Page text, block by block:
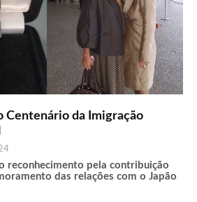
Centenário da Imigração
reconhecimento pela contribuição
das relações com o Japão